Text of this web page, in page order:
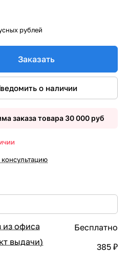
рублей
Заказать
о наличии
заказа товара 30 000 руб
офиса
Бесплатно
выдачи)
385 ₽